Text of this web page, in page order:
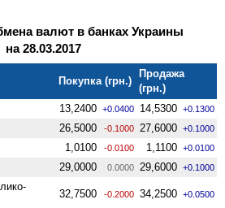
валют в банках Украины
на 28.03.2017
Покупка (грн.)
Продажа
(грн.)
13,2400 +0.0400 14,5300 +0.1300
26,5000 -0.1000 27,6000 +0.1000
1,0100 -0.0100 1,1100 +0.0100
29,0000 0.0000 29,6000 +0.1000
32,7500 -0.2000 34,2500 +0.0500